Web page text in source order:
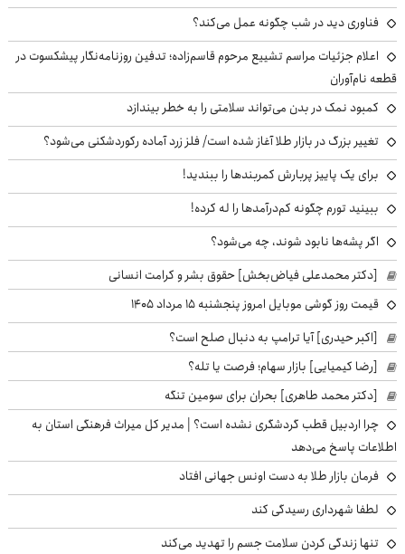
فناوری دید در شب چگونه عمل می‌کند؟
اعلام جزئیات مراسم تشییع مرحوم قاسم‌زاده؛ تدفین روزنامه‌نگار پیشکسوت در
قطعه نام‌آوران
کمبود نمک در بدن می‌تواند سلامتی را به خطر بیندازد
تغییر بزرگ در بازار طلا آغاز شده است/ فلز زرد آماده رکوردشکنی می‌شود؟
برای یک پاییز پربارش کمربندها را ببندید!
ببینید تورم چگونه کم‌درآمدها را له کرده!
اگر پشه‌ها نابود شوند، چه می‌شود؟
[دکتر محمدعلی فیاض‌بخش] حقوق بشر و کرامت انسانی
قیمت روز گوشی موبایل امروز پنجشنبه ۱۵ مرداد ۱۴۰۵
[اکبر حیدری] آیا ترامپ به دنبال صلح است؟
[رضا کیمیایی] بازار سهام؛ فرصت یا تله؟
[دکتر محمد طاهری] بحران برای سومین تنگه
چرا اردبیل قطب گردشگری نشده است؟ | مدیر کل میراث فرهنگی استان به
اطلاعات پاسخ می‌دهد
فرمان بازار طلا به دست اونس جهانی افتاد
لطفا شهرداری رسیدگی کند
تنها زندگی کردن سلامت جسم را تهدید می‌کند